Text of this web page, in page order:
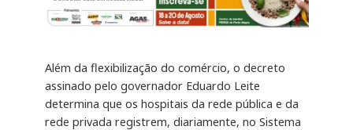
Além da flexibilização do comércio, o decreto
assinado pelo governador Eduardo Leite
determina que os hospitais da rede pública e da
rede privada registrem, diariamente, no Sistema